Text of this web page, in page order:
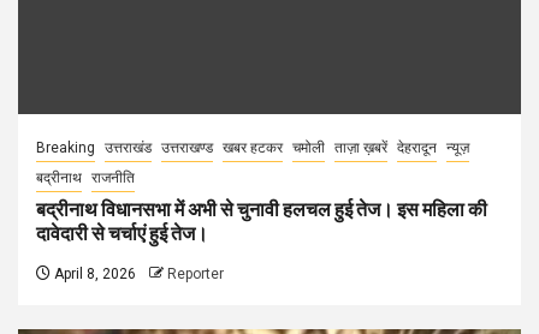
Breaking उत्तराखंड उत्तराखण्ड खबर हटकर चमोली ताज़ा ख़बरें देहरादून न्यूज़
बद्रीनाथ राजनीति
बद्रीनाथ विधानसभा में अभी से चुनावी हलचल हुई तेज। इस महिला की
दावेदारी से चर्चाएं हुई तेज।
April 8, 2026 Reporter